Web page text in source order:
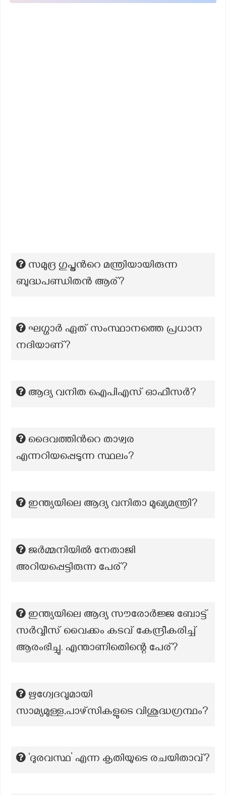
സമുദ്ര ഗുപ്തന്‍റെ മന്ത്രിയായിരുന്ന
ബുദ്ധപണ്ഡിതന്‍ ആര്?
ഘഗ്ഗാർ ഏത് സംസ്ഥാനത്തെ പ്രധാന
നദിയാണ്?
ആദ്യ വനിത ഐപിഎസ് ഓഫീസര്‍?
ദൈവത്തിന്‍റെ താഴ്വര
എന്നറിയപ്പെടുന്ന സ്ഥലം?
ഇന്ത്യയിലെ ആദ്യ വനിതാ മുഖ്യമന്ത്രി?
ജർമ്മനിയിൽ നേതാജി
അറിയപ്പെട്ടിരുന്ന പേര്?
ഇന്ത്യയിലെ ആദ്യ സൗരോർജ്ജ ബോട്ട്
സർവ്വീസ് വൈക്കം കടവ് കേന്ദ്രീകരിച്ച്
ആരംഭിച്ചു. എന്താണിതിെന്റെ പേര്?
ഋഗ്വേദവുമായി
സാമ്യമുള്ള,പാഴ്സികളുടെ വിശുദ്ധഗ്രന്ഥം?
‘ദുരവസ്ഥ’ എന്ന കൃതിയുടെ രചയിതാവ്?